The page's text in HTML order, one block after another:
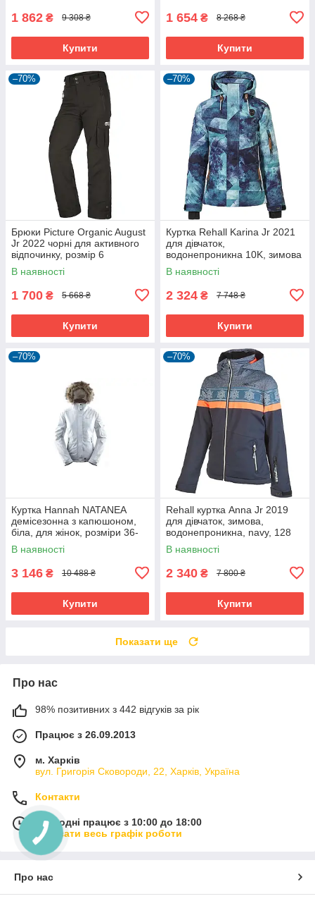
1 862 ₴ 9 308 ₴
Купити
1 654 ₴ 8 268 ₴
Купити
–70%
Брюки Picture Organic August
Jr 2022 чорні для активного
відпочинку, розмір 6
В наявності
1 700 ₴ 5 668 ₴
Купити
–70%
Куртка Rehall Karina Jr 2021
для дівчаток,
водонепроникна 10K, зимова
гірськолижна
В наявності
2 324 ₴ 7 748 ₴
Купити
–70%
Куртка Hannah NATANEA
демісезонна з капюшоном,
біла, для жінок, розміри 36-
42.
В наявності
3 146 ₴ 10 488 ₴
Купити
–70%
Rehall куртка Anna Jr 2019
для дівчаток, зимова,
водонепроникна, navy, 128
В наявності
2 340 ₴ 7 800 ₴
Купити
Показати ще
Про нас
98% позитивних з 442 відгуків за рік
Працює з 26.09.2013
м. Харків
вул. Григорія Сковороди, 22, Харків, Україна
Контакти
Сьогодні працює з 10:00 до 18:00
Показати весь графік роботи
Про нас